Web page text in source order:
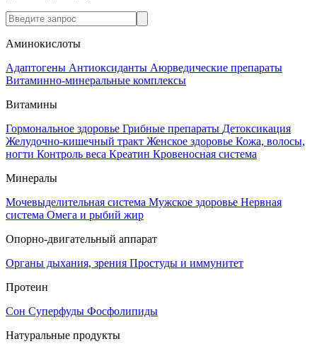
Аминокислоты
Адаптогены Антиоксиданты Аюрведические препараты
Витаминно-минеральные комплексы
Витамины
Гормональное здоровье Грибные препараты Детоксикация
Желудочно-кишечный тракт Женское здоровье Кожа, волосы,
ногти Контроль веса Креатин Кровеносная система
Минералы
Мочевыделительная система Мужское здоровье Нервная
система Омега и рыбий жир
Опорно-двигательный аппарат
Органы дыхания, зрения Простуды и иммунитет
Протеин
Сон Суперфуды Фосфолипиды
Натуральные продукты